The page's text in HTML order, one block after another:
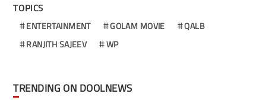
TOPICS
ENTERTAINMENT GOLAM MOVIE
QALB
RANJITH SAJEEV
WP
TRENDING ON DOOLNEWS